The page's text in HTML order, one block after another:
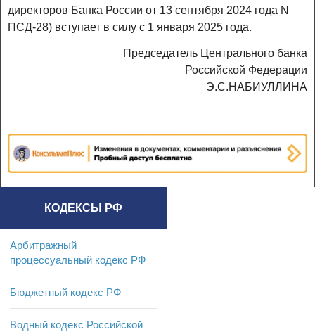
директоров Банка России от 13 сентября 2024 года N
ПСД-28) вступает в силу с 1 января 2025 года.
Председатель Центрального банка
Российской Федерации
Э.С.НАБИУЛЛИНА
КОДЕКСЫ РФ
Арбитражный
процессуальный кодекс РФ
Бюджетный кодекс РФ
Водный кодекс Российской